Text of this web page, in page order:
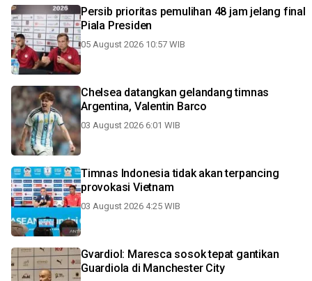
Persib prioritas pemulihan 48 jam jelang final
Piala Presiden
05 August 2026 10:57 WIB
Chelsea datangkan gelandang timnas
Argentina, Valentin Barco
03 August 2026 6:01 WIB
Timnas Indonesia tidak akan terpancing
provokasi Vietnam
03 August 2026 4:25 WIB
Gvardiol: Maresca sosok tepat gantikan
Guardiola di Manchester City